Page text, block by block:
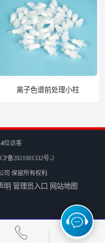
位访客
备2021001332号-2
司 保留所有权利.
明 管理员入口 网站地图